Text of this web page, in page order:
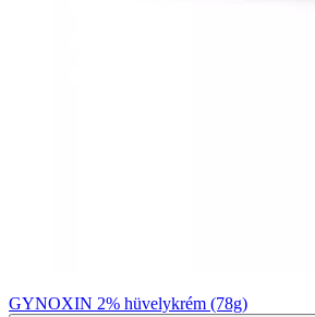
GYNOXIN 2% hüvelykrém (78g)